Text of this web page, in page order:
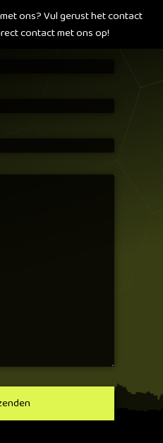
ons? Vul gerust het contact
contact met ons op!